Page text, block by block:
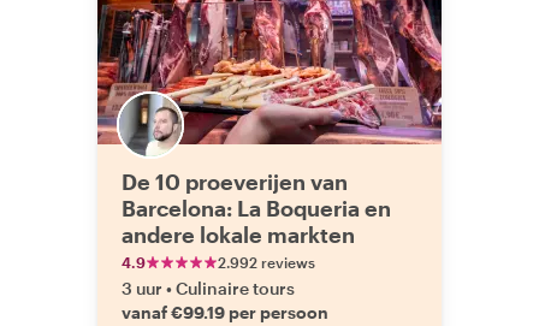
De 10 proeverijen van
Barcelona: La Boqueria en
andere lokale markten
4.9 2.992 reviews
3 uur •Culinaire tours
vanaf €99.19 per persoon